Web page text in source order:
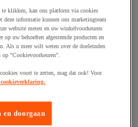
te klikken, kan ons platform via cookies
informatie kunnen ons marketingteam
website meten en uw winkelvoorkeuren
uw behoeften afgestemde producten en
Als u meer wilt weten over de doeleinden
"Cookievoorkeuren".
voort te zetten, mag dat ook! Voor
cookieverklaring.
en doorgaan